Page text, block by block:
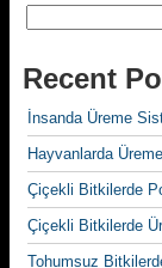
Recent
İnsanda Üreme
Hayvanlarda
Çiçekli Bitkilerde
Çiçekli Bitkilerde
Tohumsuz